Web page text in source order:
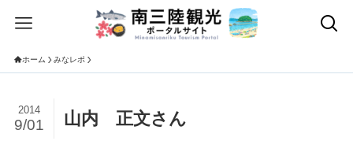
ホーム みなレポ
山内 正文さん
2014
9/01